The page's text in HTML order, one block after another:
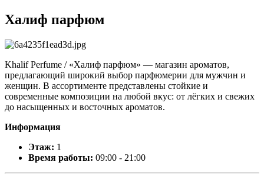
Халиф парфюм
Khalif Perfume / «Халиф парфюм» — магазин ароматов,
предлагающий широкий выбор парфюмерии для мужчин и
женщин. В ассортименте представлены стойкие и
современные композиции на любой вкус: от лёгких и свежих
до насыщенных и восточных ароматов.
Информация
Этаж: 1
Время работы: 09:00 - 21:00